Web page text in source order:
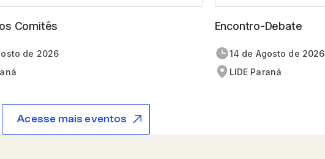
Comitês
de 2026
Encontro-Debate
14 de agosto de 2026
LIDE Paraná
Acesse mais eventos